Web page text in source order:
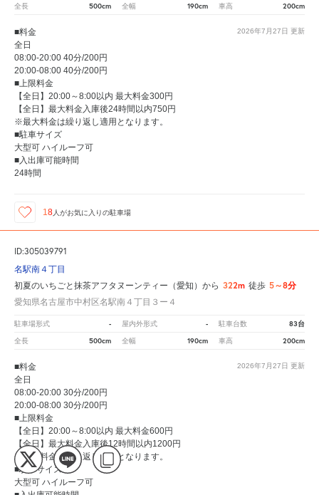
全長 500cm 全幅 190cm 車高 200cm
2026年7月27日 更新
■料金
全日
08:00-20:00 40分/200円
20:00-08:00 40分/200円
■上限料金
【全日】20:00～8:00以内 最大料金300円
【全日】最大料金入庫後24時間以内750円
※最大料金は繰り返し適用となります。
■駐車サイズ
大型可 ハイルーフ可
■入出庫可能時間
24時間
18人がお気に入りの駐車場
ID:305039791
名駅南４丁目
初夏のいちごと抹茶アフタヌーンティー（愛知）から 322m 徒歩 5～8分
愛知県名古屋市中村区名駅南４丁目３ー４
駐車場形式 - 屋内外形式 - 駐車台数 83台
全長 500cm 全幅 190cm 車高 200cm
2026年7月27日 更新
■料金
全日
08:00-20:00 30分/200円
20:00-08:00 30分/200円
■上限料金
【全日】20:00～8:00以内 最大料金600円
【全日】最大料金入庫後12時間以内1200円
※最大料金は繰り返し適用となります。
■駐車サイズ
大型可 ハイルーフ可